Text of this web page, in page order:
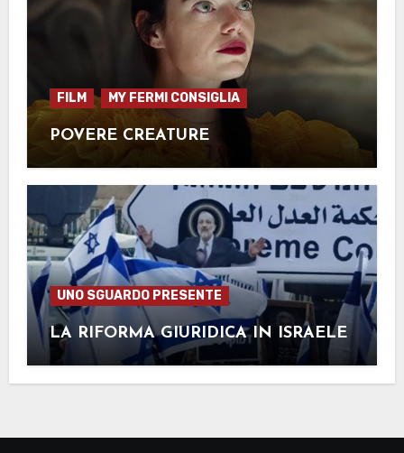
FILM MY FERMI CONSIGLIA
POVERE CREATURE
UNO SGUARDO PRESENTE
LA RIFORMA GIURIDICA IN ISRAELE